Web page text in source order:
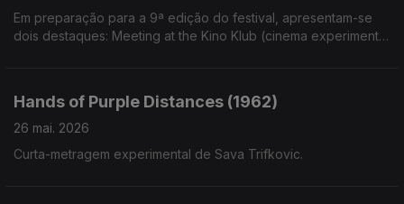
Em preparação para a 9ª edição do festival, apresentam-se
dois destaques: Meeting at the Kino Klub (cinema experimental
Hands of Purple Distances (1962)
26 mai. 2026
Curta-metragem experimental de Sava Trifkovic.